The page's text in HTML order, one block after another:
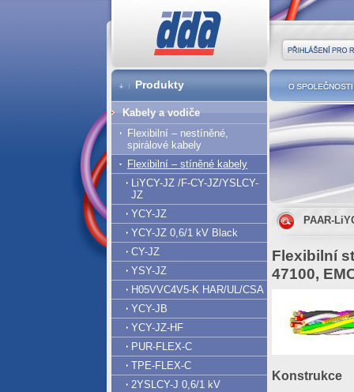
PAAR-
Flexibilní
47100,
Konstrukce
O
Produkty
Kabely a vodiče
Flexibilní – nestíněné,
spirálové kabely
Flexibilní – stíněné kabely
LiYCY-JZ /F-CY-JZ/YSLCY-
JZ
YCY-JZ
YCY-JZ 0,6/1 kV Black
CY-JZ
YSY-JZ
H05VVC4V5-K HAR/UL/CSA
YCY-JB
YCY-JZ-HF
PUR-FLEX-C
TPE-FLEX-C
2YSLCY-J 0,6/1 kV
Přihlášení pro